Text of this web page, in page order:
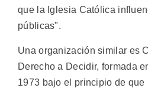
que la Iglesia Católica
públicas".
Una organización similar es
Derecho a Decidir, formada
1973 bajo el principio de que